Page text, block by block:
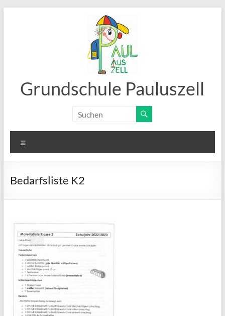
Grundschule Pauluszell
Bedarfsliste K2